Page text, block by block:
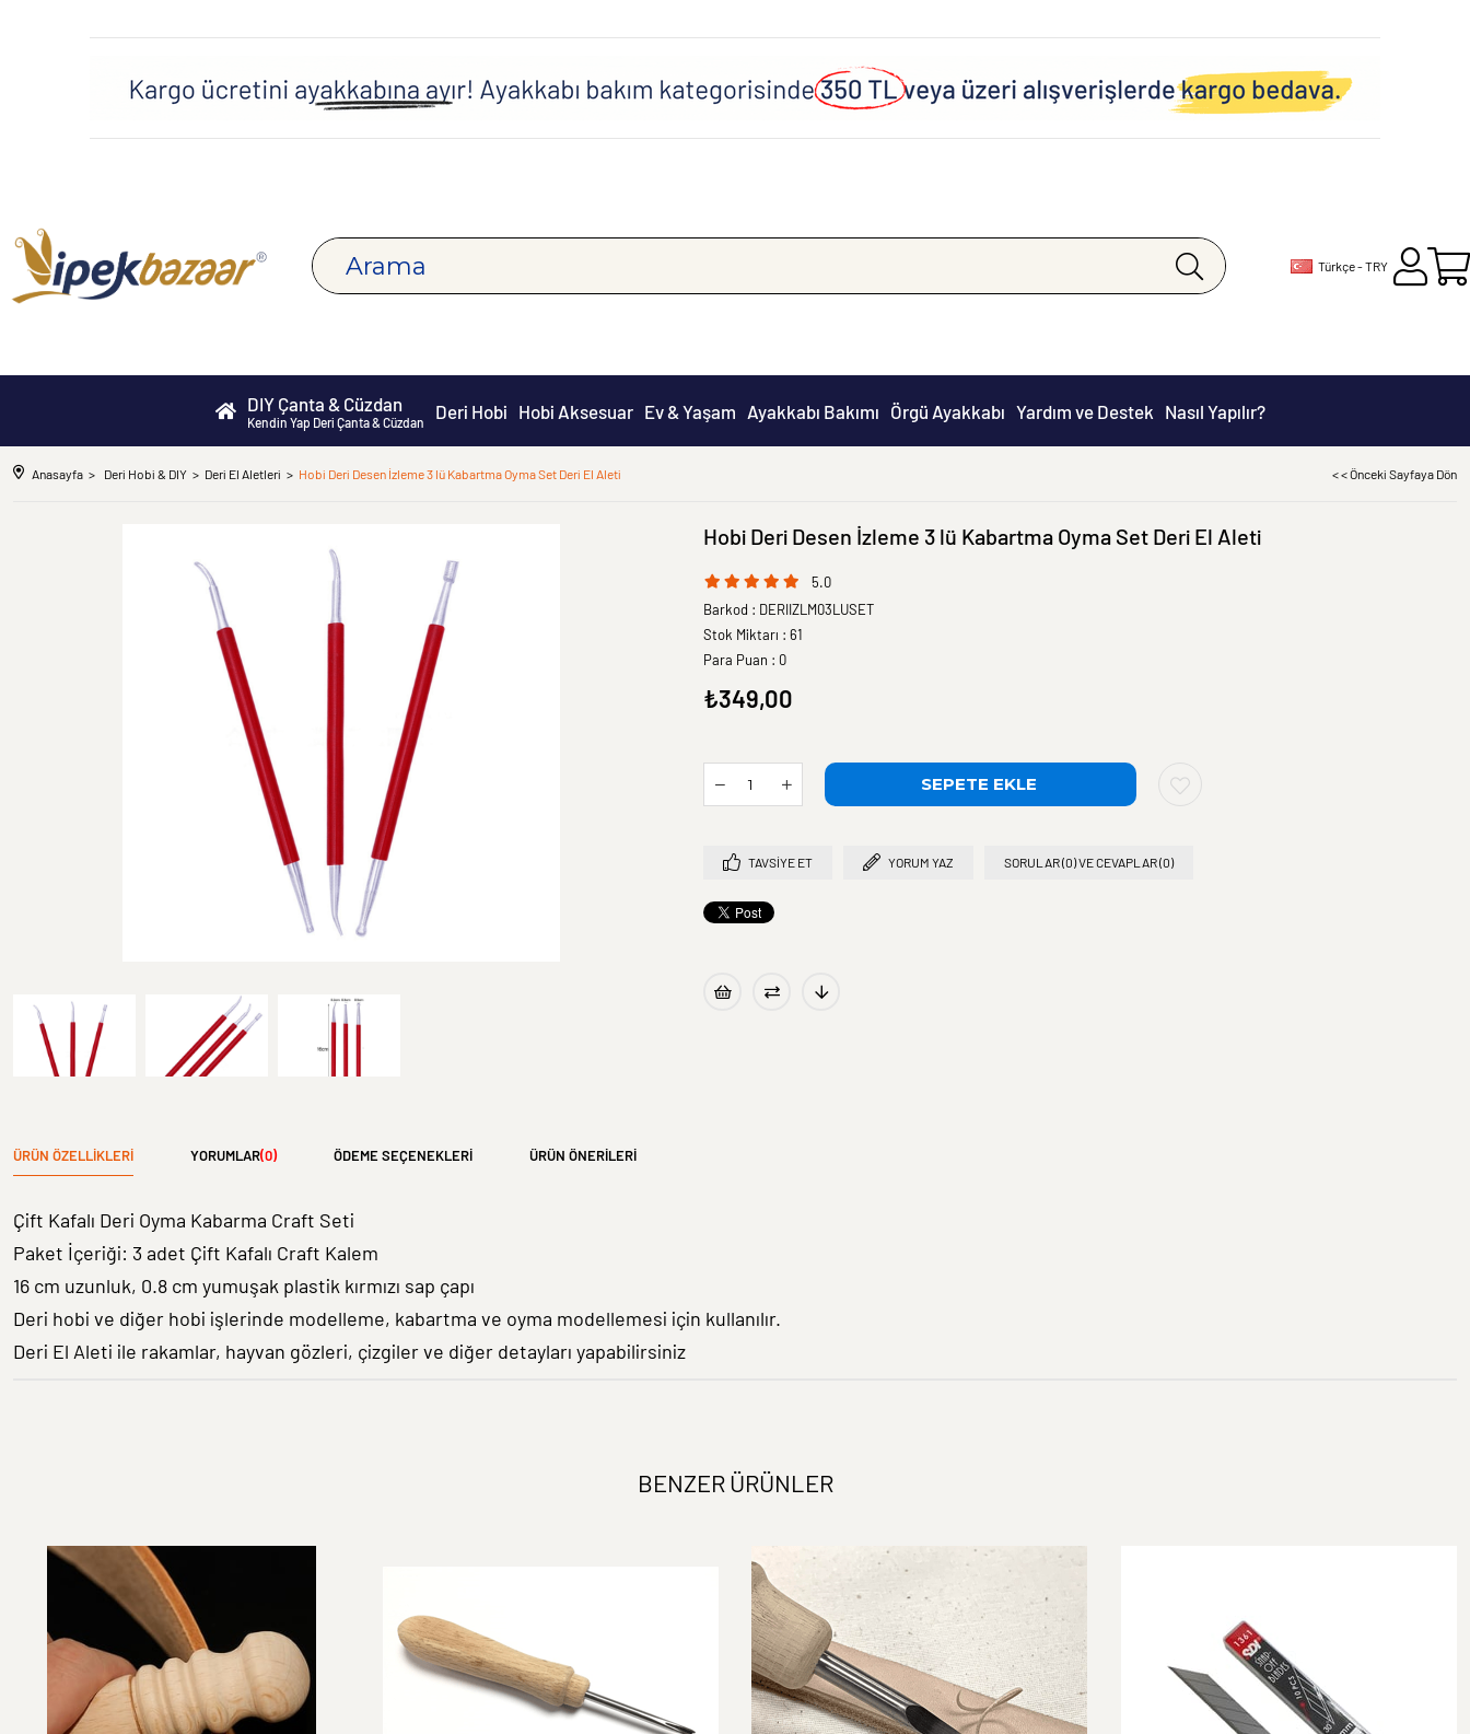
Türkçe - TRY
DIY Çanta & Cüzdan
Kendin Yap Deri Çanta & Cüzdan Deri Hobi Hobi Aksesuar Ev & Yaşam Ayakkabı Bakımı Örgü Ayakkabı Yardım ve Destek Nasıl Yapılır?
Anasayfa Deri Hobi & DIY Deri El Aletleri Hobi Deri Desen İzleme 3 lü Kabartma Oyma Set Deri El Aleti < < Önceki Sayfaya Dön
Hobi Deri Desen İzleme 3 lü Kabartma Oyma Set Deri El Aleti
5.0
Barkod : DERIIZLM03LUSET
Stok Miktarı : 61
Para Puan : 0
₺349,00
TAVSIYE ET YORUM YAZ SORULAR (0) VE CEVAPLAR (0)
ÜRÜN ÖZELLIKLERI YORUMLAR(0) ÖDEME SEÇENEKLERI ÜRÜN ÖNERILERI
Çift Kafalı Deri Oyma Kabarma Craft Seti
Paket İçeriği: 3 adet Çift Kafalı Craft Kalem
16 cm uzunluk, 0.8 cm yumuşak plastik kırmızı sap çapı
Deri hobi ve diğer hobi işlerinde modelleme, kabartma ve oyma modellemesi için kullanılır.
Deri El Aleti ile rakamlar, hayvan gözleri, çizgiler ve diğer detayları yapabilirsiniz
BENZER ÜRÜNLER